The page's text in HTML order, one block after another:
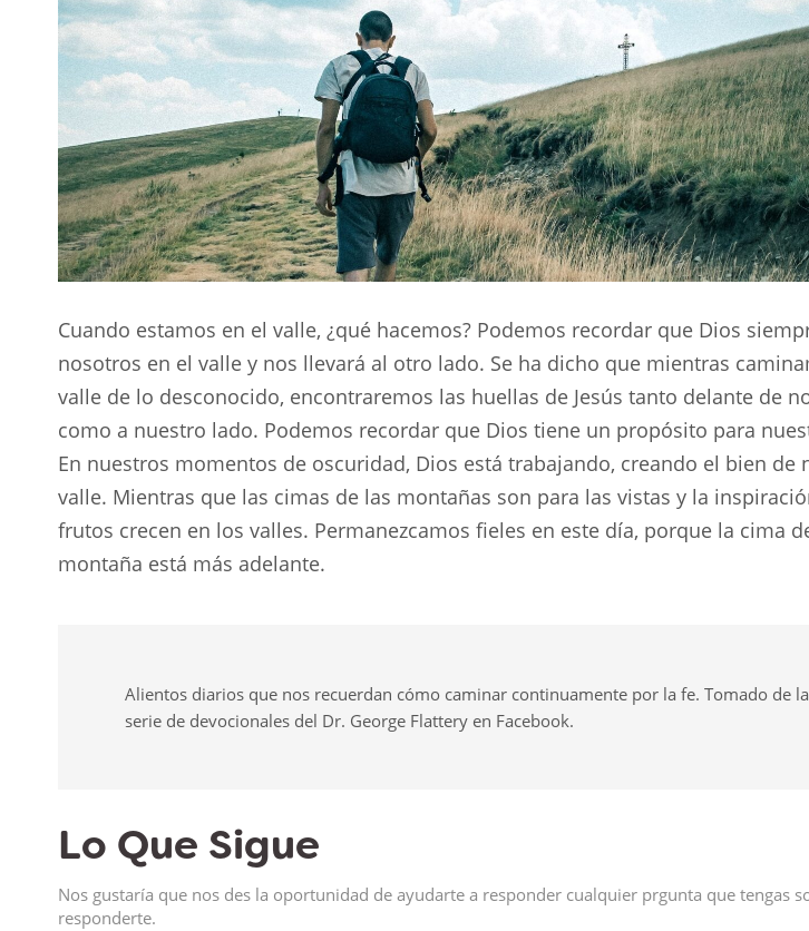
Cuando estamos en el valle, ¿qué hacemos? Podemos recordar que Dios
nosotros en el valle y nos llevará al otro lado. Se ha dicho que mientras
valle de lo desconocido, encontraremos las huellas de Jesús tanto delante de
como a nuestro lado. Podemos recordar que Dios tiene un propósito para
En nuestros momentos de oscuridad, Dios está trabajando, creando el bien de
valle. Mientras que las cimas de las montañas son para las vistas y la
frutos crecen en los valles. Permanezcamos fieles en este día, porque la cima
montaña está más adelante.
Alientos diarios que nos recuerdan cómo caminar continuamente por la fe. Tomado de la
serie de devocionales del Dr. George Flattery en Facebook.
Lo Que Sigue
Nos gustaría que nos des la oportunidad de ayudarte a responder cualquier prgunta que tengas
responderte.